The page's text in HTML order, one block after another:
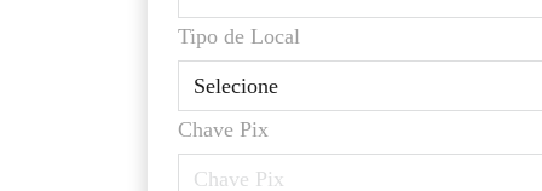
Tipo de Local
Chave Pix